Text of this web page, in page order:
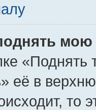
мою
«Поднять
её в
то